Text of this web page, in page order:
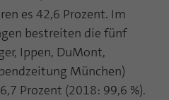
es 42,6 Prozent. Im
bestreiten die fünf
Ippen, DuMont,
München)
Prozent (2018: 99,6 %).